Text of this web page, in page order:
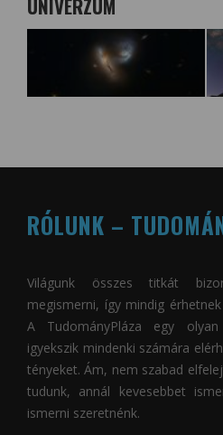
UNIVERZUM
RÓLUNK –
Világunk összes titkát
megismerni, így mindig
A TudományPláza egy olyan
igyekszik mindenki számára
tényeket. Ám, nem szabad
tudunk, annál kevesebbet
ismerni szeretnénk.